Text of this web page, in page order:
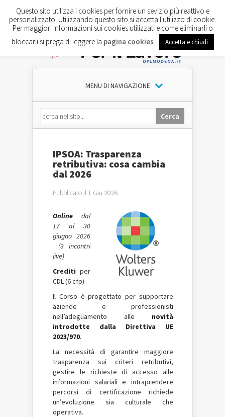
MENU DI NAVIGAZIONE
IPSOA: Trasparenza
retributiva: cosa cambia
dal 2026
Pubblicato il 1 Giu 2026
Online dal
17 al 30
giugno 2026
(3 incontri
live)
Crediti per
CDL (6 cfp)
Il Corso è progettato per supportare
aziende e professionisti
nell’adeguamento alle novità
introdotte dalla Direttiva UE
2023/970.
La necessità di garantire maggiore
trasparenza sui criteri retributivi,
gestire le richieste di accesso alle
informazioni salariali e intraprendere
percorsi di certificazione richiede
un’evoluzione sia culturale che
operativa.
Questo sito utilizza i cookies per fornire un sevizio più reattivo e
personalizzato. Utilizzando questo sito si accetta l'utilizzo di cookie.
Per maggiori informazioni sui cookies utilizzati e come eliminarli o
bloccarli si prega di leggere la pagina cookies Accetta e chiudi